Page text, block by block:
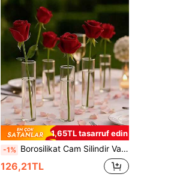
1,65TL tasarruf edin
-1% Borosilikat Cam Silindir Vazo, Masa Ortası Dekorasyonu İçin, Kırılmaz Şeffaf Plastik Silindir Vazo - Düğünler, Partiler ve Ev Dekorasyonu İçin Dayanıklı Bohem Tarzı Masa Ortası Dekorasyonu - Çiçek Aranjmanları İçin Kırılmaz Yuvarlak Çiçek Vazosu, Minimalist Masa Üstü Orta Süslemesi
126,21TL